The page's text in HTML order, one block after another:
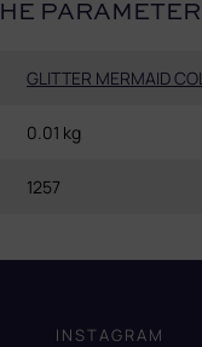
PARAMETER
GLITTER MERMAID
0.01 kg
1257
INSTAGRAM